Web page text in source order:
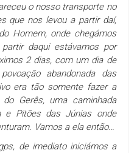
o nosso transporte no
que nos levou a partir daí,
Homem, onde chegámos
daqui estávamos por
2 dias, com um dia de
abandonada das
era tão somente fazer a
Gerês, uma caminhada
e Pitões das Júnias onde
Vamos a ela então…
de imediato iniciámos a